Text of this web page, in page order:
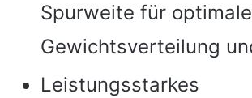
Spurweite für optimale
Gewichtsverteilung
Leistungsstarkes